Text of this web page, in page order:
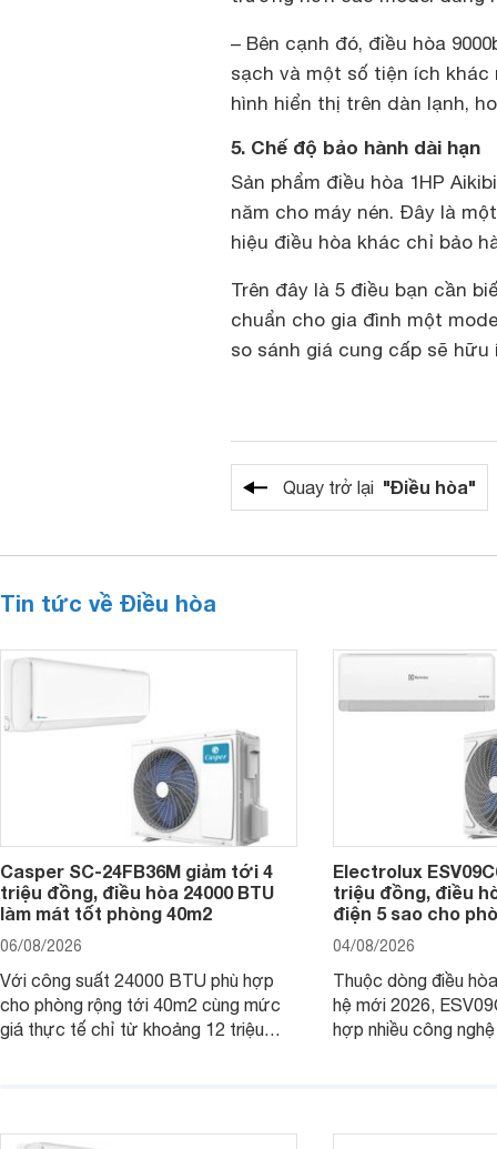
– Bên cạnh đó, điều hòa
sạch và một số tiện ích
hình hiển thị trên dàn lạnh,
5. Chế độ bảo hành dài hạn
Sản phẩm điều hòa 1HP
năm cho máy nén. Đây là
hiệu điều hòa khác chỉ bảo
Trên đây là 5 điều bạn cần
chuẩn cho gia đình một
so sánh giá cung cấp sẽ
Quay trở lại "Điều hòa"
Tin tức về Điều hòa
Casper SC-24FB36M giảm tới 4
triệu đồng, điều hòa 24000 BTU
làm mát tốt phòng 40m2
06/08/2026
Với công suất 24000 BTU phù hợp
cho phòng rộng tới 40m2 cùng mức
giá thực tế chỉ từ khoảng 12 triệu
Electrolux
triệu đồng, điều
điện 5 sao cho
04/08/2026
Thuộc dòng điều
hệ mới 2026,
hợp nhiều công